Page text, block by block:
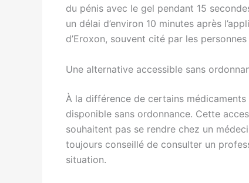
du pénis avec le gel pendant 15
un délai d’environ 10 minutes après
d’Eroxon, souvent cité par les
Une alternative accessible sans
À la différence de certains
disponible sans ordonnance. Cette
souhaitent pas se rendre chez un
toujours conseillé de consulter un
situation.